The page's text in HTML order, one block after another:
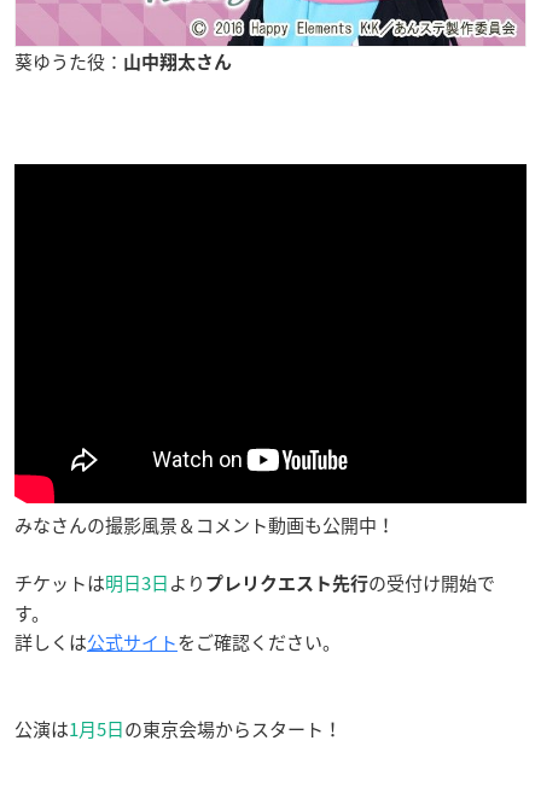
葵ゆうた役： 山中翔太さん
みなさんの撮影風景＆コメント動画も公開中！
チケットは明日3日より プレリクエスト先行の受付け開始で
す。
詳しくは公式サイトをご確認ください。
公演は1月5日の東京会場からスタート！